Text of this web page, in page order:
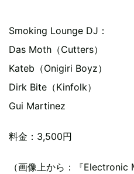
Smoking Lounge DJ：
Das Moth（Cutters）
Kateb（Onigiri Boyz）
Dirk Bite（Kinfolk）
Gui Martinez
料金：3,500円
（画像上から：『